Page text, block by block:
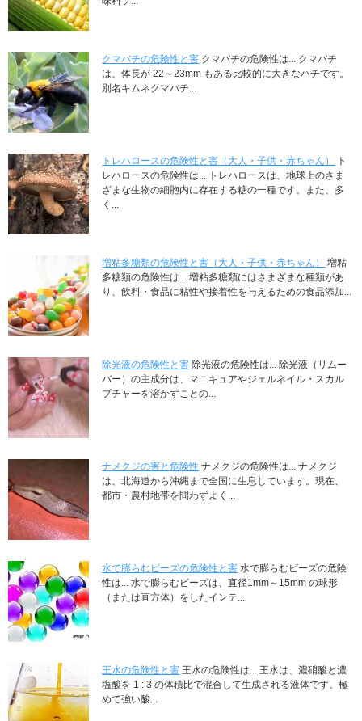
クマバチの危険性と害 クマバチの危険性は... クマバチ
は、体長が 22～23mm もある比較的に大きなハチです。
別名キムネクマバチ...
トレハロースの危険性と害（大人・子供・赤ちゃん）
ト
レハロースの危険性は... トレハロースは、地球上のさま
ざまな生物の細胞内に存在する糖の一種です。また、多
く...
増粘多糖類の危険性と害（大人・子供・赤ちゃん）
増粘
多糖類の危険性は... 増粘多糖類にはさまざまな種類があ
り、飲料・食品に粘性や接着性を与えるための食品添加...
除光液の危険性と害 除光液の危険性は... 除光液（リムー
バー）の主成分は、マニキュアやジェルネイル・スカル
プチャーを溶かすことの...
ナメクジの害と危険性 ナメクジの危険性は... ナメクジ
は、北海道から沖縄まで全国に生息しています。現在、
都市・農村地帯を問わずよく...
水で膨らむビーズの危険性と害 水で膨らむビーズの危険
性は... 水で膨らむビーズは、直径1mm～15mm の球形
（または直方体）をしたインテ...
王水の危険性と害 王水の危険性は... 王水は、濃硝酸と濃
塩酸を 1 : 3 の体積比で混合して生成される液体です。極
めて強い酸...